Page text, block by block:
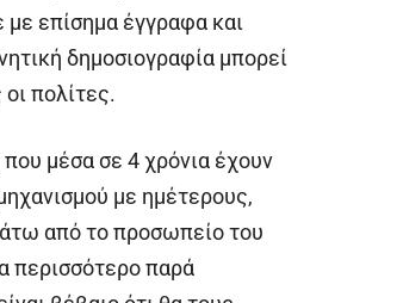
επίσημα έγγραφα και
δημοσιογραφία μπορεί
πολίτες.
μέσα σε 4 χρόνια έχουν
με ημέτερους,
από το προσωπείο του
περισσότερο παρά